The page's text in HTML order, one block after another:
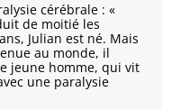
cérébrale : «
de moitié les
Julian est né. Mais
au monde, il
jeune homme, qui vit
une paralysie